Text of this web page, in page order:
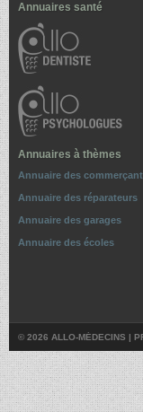
Annuaires santé
Annuaires à thèmes
Annuaire des
Annuaire des réparateurs
Annuaire des garages
Annuaire des écoles
© 2026 ALLO-MÉDECINS |